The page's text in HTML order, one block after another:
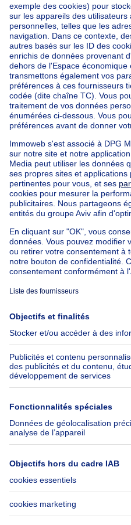
Accueil Belgique
Hal-Vilvorde
Acheter votre immeuble à
Nos maisons
Maison à vendre France
Maison à vendre Italie
Maison à
Nos biens pas chèrs
Appartements
Nos biens à
Appartement à
Maison à vendre
Appartement à
Maison à louer
Appartement à louer avec
À propos
Immoweb
Presse
Emplois
Groupe Axel Springer
SeLoger.com
Immowelt.de
Aide
FAQ
Accessibilité
Contactez-nous